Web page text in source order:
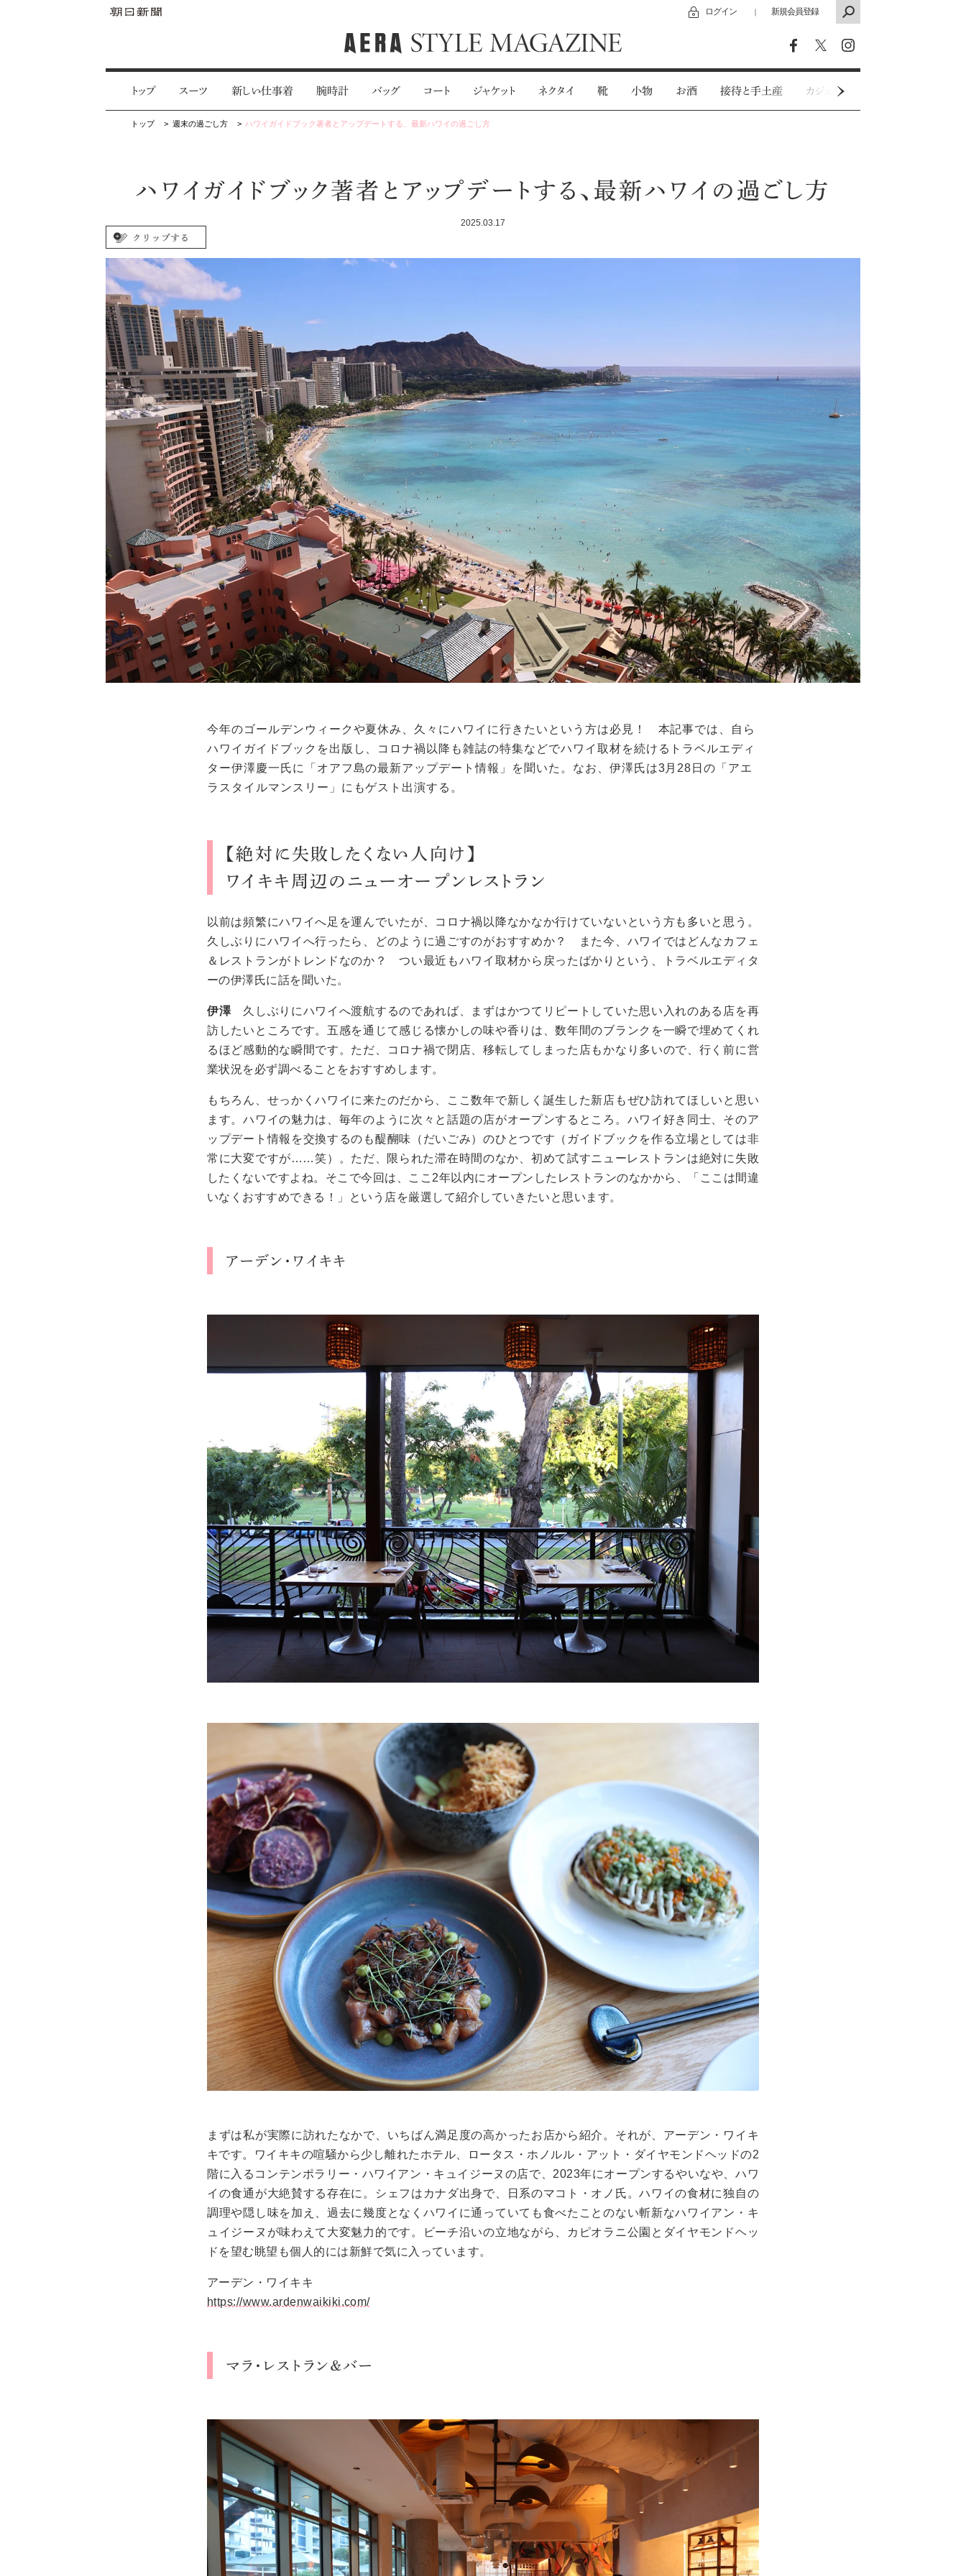
ログイン ｜ 新規会員登録
トップ スーツ 新しい仕事着 腕時計 バッグ コート ジャケット ネクタイ 靴 小物 お酒 接待と手土産 カジュアルウェア
トップ 週末の過ごし方 ハワイガイドブック著者とアップデートする、最新ハワイの過ごし方
ハワイガイドブック著者とアップデートする、最新ハワイの過ごし方
2025.03.17
今年のゴールデンウィークや夏休み、久々にハワイに行きたいという方は必見！ 本記事では、自ら
ハワイガイドブックを出版し、コロナ禍以降も雑誌の特集などでハワイ取材を続けるトラベルエディ
ター伊澤慶一氏に「オアフ島の最新アップデート情報」を聞いた。なお、伊澤氏は3月28日の「アエ
ラスタイルマンスリー」にもゲスト出演する。
【絶対に失敗したくない人向け】
ワイキキ周辺のニューオープンレストラン
以前は頻繁にハワイへ足を運んでいたが、コロナ禍以降なかなか行けていないという方も多いと思う。
久しぶりにハワイへ行ったら、どのように過ごすのがおすすめか？ また今、ハワイではどんなカフェ
＆レストランがトレンドなのか？ つい最近もハワイ取材から戻ったばかりという、トラベルエディタ
ーの伊澤氏に話を聞いた。
伊澤 久しぶりにハワイへ渡航するのであれば、まずはかつてリピートしていた思い入れのある店を再
訪したいところです。五感を通じて感じる懐かしの味や香りは、数年間のブランクを一瞬で埋めてくれ
るほど感動的な瞬間です。ただ、コロナ禍で閉店、移転してしまった店もかなり多いので、行く前に営
業状況を必ず調べることをおすすめします。
もちろん、せっかくハワイに来たのだから、ここ数年で新しく誕生した新店もぜひ訪れてほしいと思い
ます。ハワイの魅力は、毎年のように次々と話題の店がオープンするところ。ハワイ好き同士、そのア
ップデート情報を交換するのも醍醐味（だいごみ）のひとつです（ガイドブックを作る立場としては非
常に大変ですが……笑）。ただ、限られた滞在時間のなか、初めて試すニューレストランは絶対に失敗
したくないですよね。そこで今回は、ここ 2年以内にオープンしたレストランのなかから、「ここは間違
いなくおすすめできる！」という店を厳選して紹介していきたいと思います。
アーデン・ワイキキ
まずは私が実際に訪れたなかで、いちばん満足度の高かったお店から紹介。それが、アーデン・ワイキ
キです。ワイキキの喧騒から少し離れたホテル、ロータス・ホノルル・アット・ダイヤモンドヘッドの2
階に入るコンテンポラリー・ハワイアン・キュイジーヌの店で、 2023年にオープンするやいなや、ハワ
イの食通が大絶賛する存在に。シェフはカナダ出身で、日系のマコト・オノ氏。ハワイの食材に独自の
調理や隠し味を加え、過去に幾度となくハワイに通っていても食べたことのない斬新なハワイアン・キ
ュイジーヌが味わえて大変魅力的です。ビーチ沿いの立地ながら、カピオラニ公園とダイヤモンドヘッ
ドを望む眺望も個人的には新鮮で気に入っています。
アーデン・ワイキキ
https://www.ardenwaikiki.com/
マラ・レストラン＆バー